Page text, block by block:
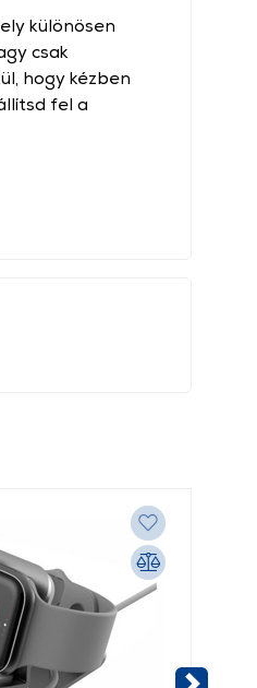
különösen
csak
hogy kézben
fel a